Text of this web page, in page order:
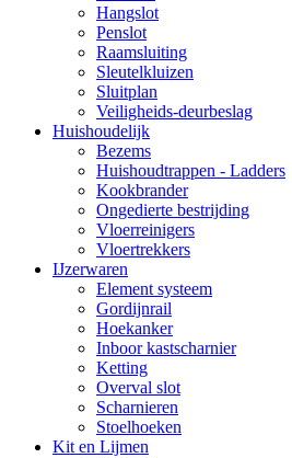
Hangslot
Penslot
Raamsluiting
Sleutelkluizen
Sluitplan
Veiligheids-deurbeslag
Huishoudelijk
Bezems
Huishoudtrappen - Ladders
Kookbrander
Ongedierte bestrijding
Vloerreinigers
Vloertrekkers
IJzerwaren
Element systeem
Gordijnrail
Hoekanker
Inboor kastscharnier
Ketting
Overval slot
Scharnieren
Stoelhoeken
Kit en Lijmen